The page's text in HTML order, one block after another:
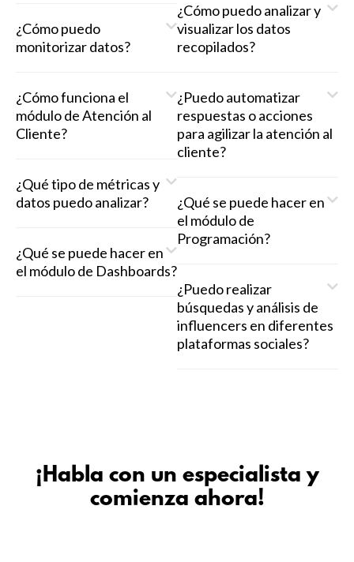
¿Cómo puedo
monitorizar datos?
¿Cómo funciona el
módulo de Atención al
Cliente?
¿Qué tipo de métricas y
datos puedo analizar?
¿Qué se puede hacer en
el módulo de Dashboards?
¿Cómo puedo analizar y
visualizar los datos
recopilados?
¿Puedo automatizar
respuestas o acciones
para agilizar la atención al
cliente?
¿Qué se puede hacer en
el módulo de
Programación?
¿Puedo realizar
búsquedas y análisis de
influencers en diferentes
plataformas sociales?
¡Habla con un especialista y
comienza ahora!